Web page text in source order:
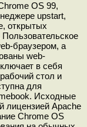
OS 99,
upstart,
открытых
браузером, а
web-
в себя
стол и
для
Исходные
лицензией Apache
Chrome OS